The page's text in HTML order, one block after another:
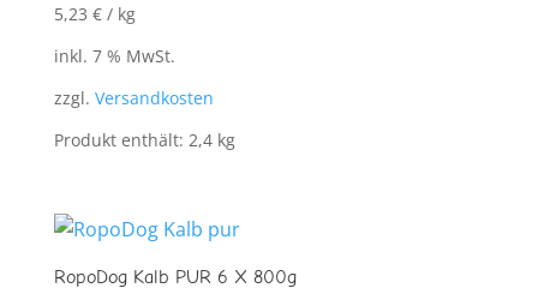
5,23 €/ kg
inkl. 7 % MwSt.
zzgl. Versandkosten
Produkt enthält: 2,4 kg
RopoDog Kalb PUR 6 X 800g